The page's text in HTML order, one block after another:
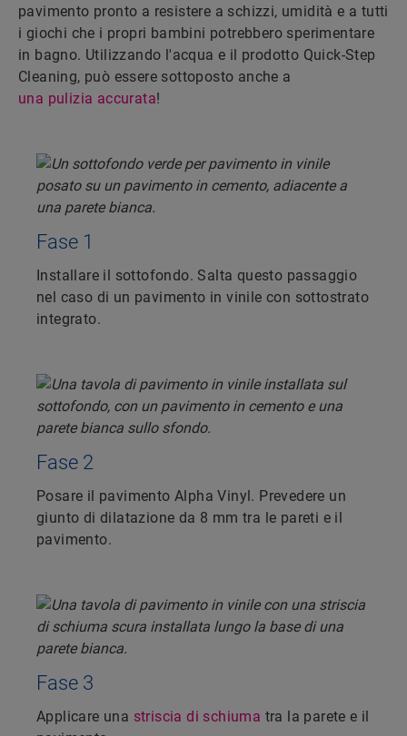
pavimento pronto a resistere a schizzi, umidità e a tutti
i giochi che i propri bambini potrebbero sperimentare
in bagno. Utilizzando l'acqua e il prodotto Quick-Step
Cleaning, può essere sottoposto anche a
una pulizia accurata!
Fase 1
Installare il sottofondo. Salta questo passaggio
nel caso di un pavimento in vinile con sottostrato
integrato.
Fase 2
Posare il pavimento Alpha Vinyl. Prevedere un
giunto di dilatazione da 8 mm tra le pareti e il
pavimento.
Fase 3
Applicare una striscia di schiuma tra la parete e il